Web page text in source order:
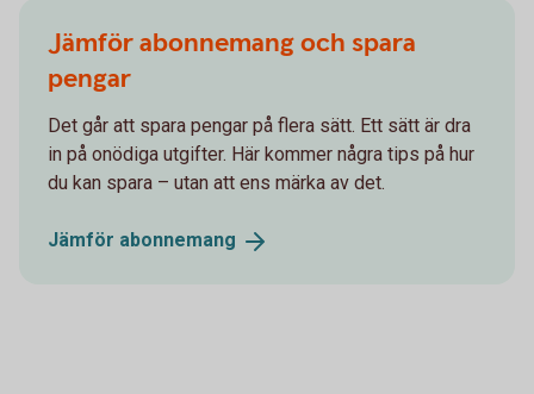
Jämför abonne­mang och spara
pengar
Det går att spara pengar på flera sätt. Ett sätt är dra
in på onödiga utgifter. Här kommer några tips på hur
du kan spara – utan att ens märka av det.
Jämför abonne­mang